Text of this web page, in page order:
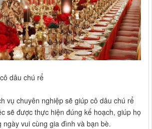
dâu chú rể
vụ chuyên nghiệp sẽ giúp cô dâu chú rể
sẽ được thực hiện đúng kế hoạch, giúp họ
vui cùng gia đình và bạn bè.